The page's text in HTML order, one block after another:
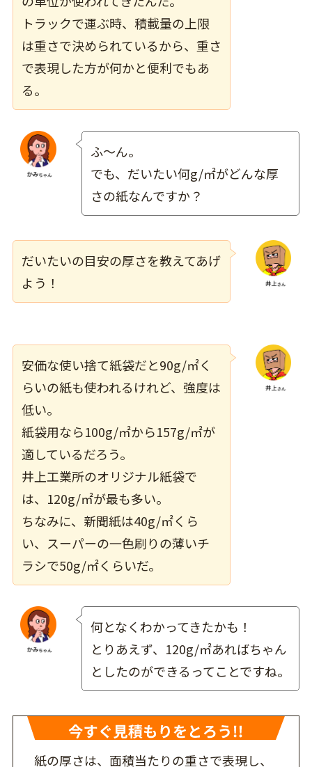
トラックで運ぶ時、積載量の上限
は重さで決められているから、重さ
で表現した方が何かと便利でもあ
る。
ふ～ん。
でも、だいたい何g/㎡がどんな厚
さの紙なんですか？
だいたいの目安の厚さを教えてあげ
よう！
安価な使い捨て紙袋だと90g/㎡く
らいの紙も使われるけれど、強度は
低い。
紙袋用なら100g/㎡から157g/㎡が
適しているだろう。
井上工業所のオリジナル紙袋で
は、120g/㎡が最も多い。
ちなみに、新聞紙は40g/㎡くら
い、スーパーの一色刷りの薄いチ
ラシで50g/㎡くらいだ。
何となくわかってきたかも！
とりあえず、120g/㎡あればちゃん
としたのができるってことですね。
紙の厚さは、面積当たりの重さで表現し、